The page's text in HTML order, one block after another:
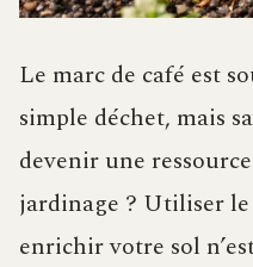
Le marc de café est
simple déchet, mais
devenir une
jardinage ? Utiliser
enrichir votre sol